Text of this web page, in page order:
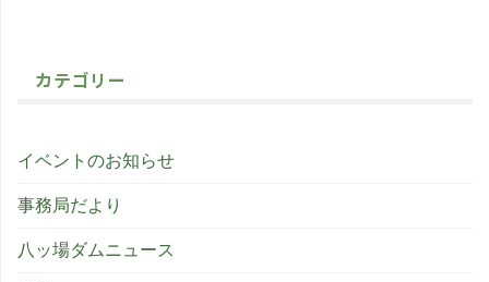
カテゴリー
イベントのお知らせ
事務局だより
八ッ場ダムニュース